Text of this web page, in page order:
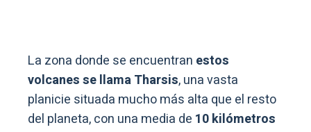
La zona donde se encuentran estos
volcanes se llama Tharsis, una vasta
planicie situada mucho más alta que el resto
del planeta, con una media de 10 kilómetros